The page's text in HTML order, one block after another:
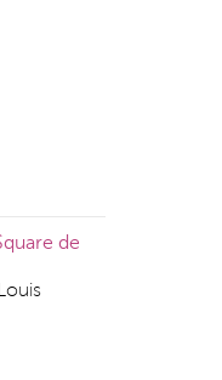
de